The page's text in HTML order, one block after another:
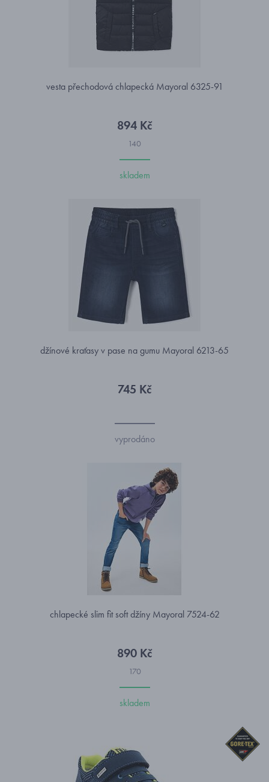
vesta přechodová chlapecká Mayoral 6325-91
894 Kč
140
skladem
džínové kraťasy v pase na gumu Mayoral 6213-65
745 Kč
vyprodáno
chlapecké slim fit soft džíny Mayoral 7524-62
890 Kč
170
skladem